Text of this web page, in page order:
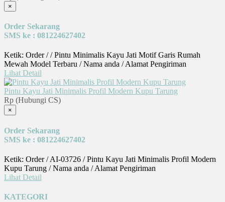
×
Order Sekarang
SMS ke : 081224627402
Ketik: Order / / Pintu Minimalis Kayu Jati Motif Garis Rumah
Mewah Model Terbaru / Nama anda / Alamat Pengiriman
Lihat Detail
Pintu Kayu Jati Minimalis Profil Modern Kupu Tarung
Rp (Hubungi CS)
×
Order Sekarang
SMS ke : 081224627402
Ketik: Order / AI-03726 / Pintu Kayu Jati Minimalis Profil Modern
Kupu Tarung / Nama anda / Alamat Pengiriman
Lihat Detail
KATEGORI